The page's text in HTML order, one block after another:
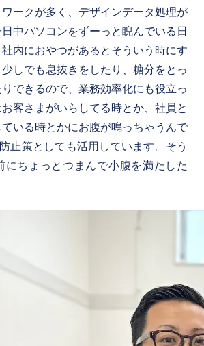
ークが多く、デザインデータ処理が
中パソコンをずーっと睨んでいる日
内におやつがあるとそういう時にす
しでも息抜きをしたり、糖分をとっ
できるので、業務効率化にも役立っ
客さまがいらしてる時とか、社員と
いる時とかにお腹が鳴っちゃうんで
止策としても活用しています。そう
にちょっとつまんで小腹を満たした